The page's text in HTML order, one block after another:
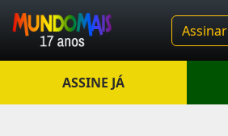
Assinar
ASSINE JÁ